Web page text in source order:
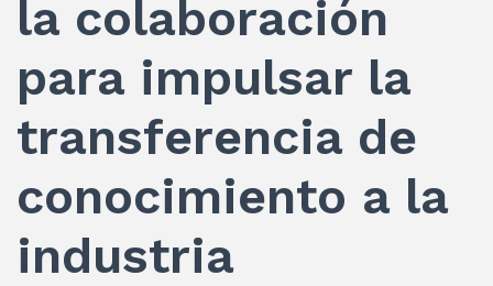
la colaboración
para impulsar la
transferencia de
conocimiento a la
industria